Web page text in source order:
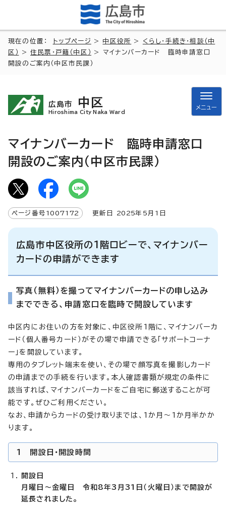
現在の位置： トップページ > 中区役所 > くらし・手続き・相談（中
区）
>住民票・戸籍（中区）
> マイナンバーカード 臨時申請窓口
開設のご案内（中区市民課）
広島市 中区
Hiroshima City Naka Ward
メニュー
マイナンバーカード 臨時申請窓口
開設のご案内（中区市民課）
ページ番号 1007172 更新日 2025年5月1日
広島市中区役所の1階ロビーで、マイナンバー
カードの申請ができます
写真（無料）を撮ってマイナンバーカードの申し込み
までできる、申請窓口を臨時で開設しています
中区内にお住いの方を対象に、中区役所1階に、マイナンバーカ
ード（個人番号カード）がその場で申請できる「サポートコーナ
ー」を開設しています。
専用のタブレット端末を使い、その場で顔写真を撮影しカード
の申請までの手続を行います。本人確認書類が規定の条件に
該当すれば、マイナンバーカードをご自宅に郵送することが可
能です。ぜひご利用ください。
なお、申請からカードの受け取りまでは、1か月～1か月半かか
ります。
1 開設日・開設時間
開設日
月曜日～金曜日 令和8年3月31日（火曜日）まで開設が
延長されました。